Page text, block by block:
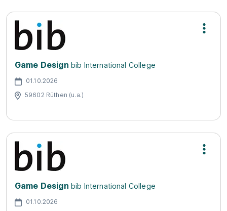
Game Design bib International College
01.10.2026
59602 Rüthen (u.a.)
Game Design bib International College
01.10.2026